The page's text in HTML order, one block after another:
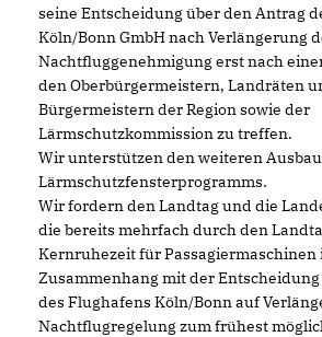
seine Entscheidung über den Antrag
Köln/Bonn GmbH nach Verlängerung
Nachtfluggenehmigung erst nach
den Oberbürgermeistern, Landräten
Bürgermeistern der Region sowie der
Lärmschutzkommission zu treffen.
Wir unterstützen den weiteren
Lärmschutzfensterprogramms.
Wir fordern den Landtag und die
die bereits mehrfach durch den
Kernruhezeit für Passagiermaschinen
Zusammenhang mit der
des Flughafens Köln/Bonn auf
Nachtflugregelung zum frühest